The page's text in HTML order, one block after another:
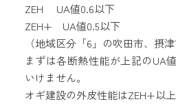
ZEH UA値0.6以下
ZEH+ UA値0.5以下
（地域区分「6」の吹田市、摂津
まずは各断熱性能が上記のUA
いけません。
オギ建設の外皮性能はZEH+以上